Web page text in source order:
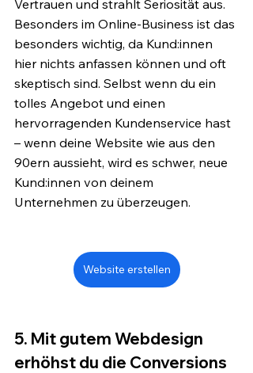
Vertrauen und strahlt Seriosität aus.
Besonders im Online-Business ist das
besonders wichtig, da Kund:innen
hier nichts anfassen können und oft
skeptisch sind. Selbst wenn du ein
tolles Angebot und einen
hervorragenden Kundenservice hast
– wenn deine Website wie aus den
90ern aussieht, wird es schwer, neue
Kund:innen von deinem
Unternehmen zu überzeugen.
Website erstellen
5. Mit gutem Webdesign
erhöhst du die Conversions